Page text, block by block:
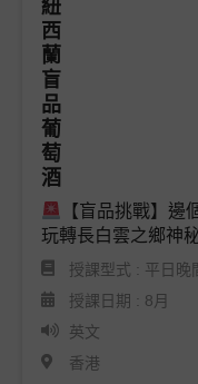
【盲品挑戰】邊
玩轉長白雲之鄉神
授課型式 : 平日晚
授課日期 : 8月
英文
香港